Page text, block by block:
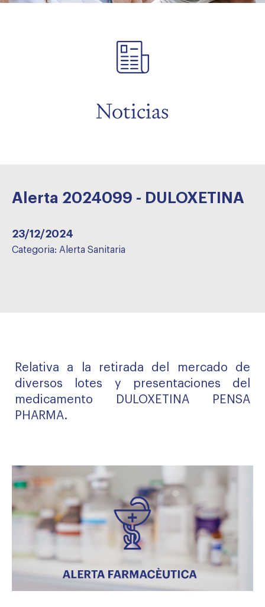
Noticias
Alerta 2024099 - DULOXETINA
23/12/2024
Categoria: Alerta Sanitaria
Relativa a la retirada del mercado de
diversos lotes y presentaciones del
medicamento DULOXETINA PENSA
PHARMA.